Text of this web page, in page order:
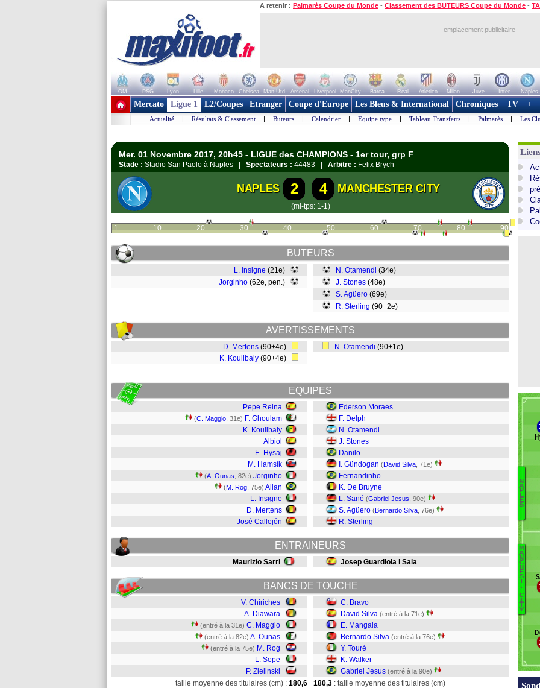
A retenir : Palmarès Coupe du Monde - Classement des BUTEURS Coupe du Monde -
emplacement publicitaire
OM PSG Lyon Lille Monaco Chelsea Man Utd Arsenal Liverpool ManCity Barca Real Atletico Milan Juve Inter Naples
+ de clubs
Mercato Ligue 1 L2/Coupes Etranger Coupe d'Europe Les Bleus & International Chroniques TV +
Actualité | Résultats & Classement | Buteurs | Calendrier | Equipe type | Tableau Transferts | Palmarès | Les
Mer. 01 Novembre 2017, 20h45 - LIGUE des CHAMPIONS - 1er tour, grp F
Stade : Stadio San Paolo à Naples | Spectateurs : 44483 | Arbitre : Felix Brych
NAPLES 2 4 MANCHESTER CITY
(mi-tps: 1-1)
1 10 20 30 40 50 60 70 80 90
BUTEURS
L. Insigne (21e)
Jorginho (62e, pen.)
N. Otamendi (34e)
J. Stones (48e)
S. Agüero (69e)
R. Sterling (90+2e)
AVERTISSEMENTS
D. Mertens (90+4e)
K. Koulibaly (90+4e)
N. Otamendi (90+1e)
EQUIPES
Pepe Reina
(C. Maggio , 31e) F. Ghoulam
K. Koulibaly
Albiol
E. Hysaj
M. Hamsík
(A. Ounas , 82e) Jorginho
(M. Rog , 75e) Allan
L. Insigne
D. Mertens
José Callejón
Ederson Moraes
F. Delph
N. Otamendi
J. Stones
Danilo
I. Gündogan (David Silva , 71e)
Fernandinho
K. De Bruyne
L. Sané (Gabriel Jesus , 90e)
S. Agüero (Bernardo Silva , 76e)
R. Sterling
ENTRAINEURS
Maurizio Sarri Josep Guardiola i Sala
BANCS DE TOUCHE
V. Chiriches
A. Diawara
(entré à la 31e) C. Maggio
(entré à la 82e) A. Ounas
(entré à la 75e) M. Rog
L. Sepe
P. Zielinski
C. Bravo
David Silva (entré à la 71e)
E. Mangala
Bernardo Silva (entré à la 76e)
Y. Touré
K. Walker
Gabriel Jesus (entré à la 90e)
taille moyenne des titulaires (cm) : 180,6
180,3 : taille moyenne des titulaires (cm)
N
A
P
L
E
S
M
A
N
C
H
E
S
T
.
C
I
T
Y